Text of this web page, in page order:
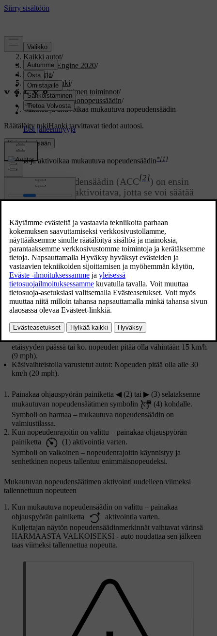
Tuki/
Kaikki autot/
V60 Twin Engine 2020/
Ohjekirja/
Kuljettajan tuki/
Nopeudenrajoittimen toiminnot/
Sopeutuva vakionopeussäädin/
Valitkaa ja aktivoikaa mukautuva nopeudensäädin
Räätälöity tukiHanki tarvittavat tiedot autoosi.
Kirjaudu sisään
Päivitetty 19.03.2020
Valitkaa ja aktivoikaa mukautuva nopeudensäädin*[1]
Mukautuva nopeudensäädin (ACC[2]) on ensin
valittava ja sitten aktivoitava, jotta se voi säätää
nopeutta ja etäisyyttä.
Jotta toiminto voidaan käynnistää, edellytetään seuraavaa:
Kuljettajalla pitää olla turvavyö kytkettynä ja kuljettajan oven
pitää olla kiinni.
etäisyyden päässä tai ko. nopeuden pitää olla vähintään 15 km/h
(9 mph).
Käsivaihteistolla varustetut autot: Nopeuden pitää olla alle 30
km/h (20 mph).
Painakaa ohjauspyörän painiketta ◀ (2) tai ▶ (3) selataksenne
mukautuvan nopeudensäätimen symbolin
(4) kohdalle.
Symboli on harmaa – mukautuva nopeudensäädin on
valmiustilassa.
Kun nopeudenrajoitin on valittu – painakaa ohjauspyörän
painiketta
(1) aktivointia varten.
Symboli on valkoinen – nopeudenrajoitin käynnistyy ja
senhetkinen nopeus tallentuu enimmäisnopeudeksi.
Mukautuvan nopeudensäätimen aktivointi uudelleen viimeksi
tallennettuun nopeuteen
Kun mukautuva nopeudensäädin on valittu – painakaa
ohjauspyörän painiketta
aktivointia varten.
Kuljettajan näytön nopeudensäädinmerkinnät vaihtavat värinsä
HARMAASTA VALKOISEKSI - auto noudattaa sen jälkeen
taas viimeksi tallennettua nopeutta.